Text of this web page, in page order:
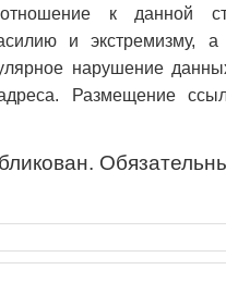
к данной
и экстремизму, а
нарушение
Размещение